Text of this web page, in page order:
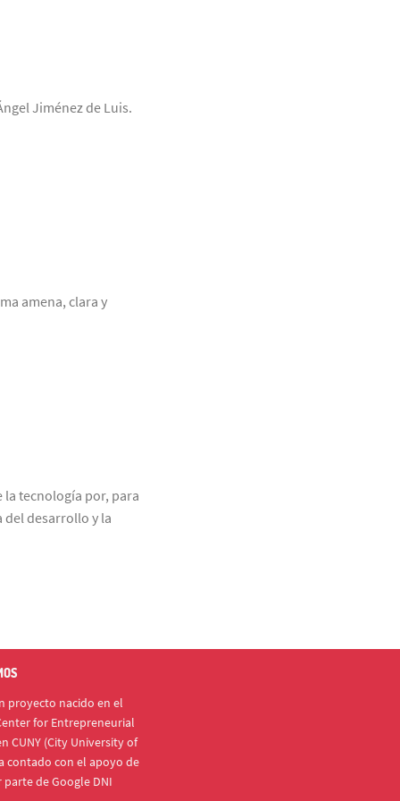
Jiménez de Luis.
amena, clara y
la tecnología por, para
del desarrollo y la
proyecto nacido en el
for Entrepreneurial
CUNY (City University of
contado con el apoyo de
parte de Google DNI